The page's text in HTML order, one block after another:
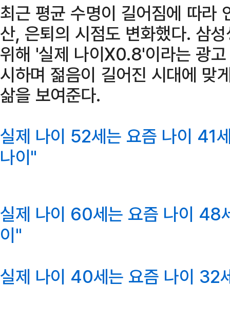
최근 평균 수명이 길어짐에 따라
산, 은퇴의 시점도 변화했다. 삼
위해 '실제 나이X0.8'이라는 광
시하며 젊음이 길어진 시대에 맞
삶을 보여준다.
실제 나이 52세는 요즘 나이 41
나이"
실제 나이 60세는 요즘 나이 48
이"
실제 나이 40세는 요즘 나이 32